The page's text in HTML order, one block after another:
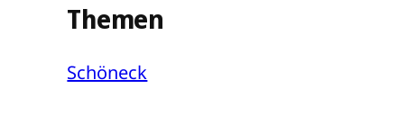
Themen
Schöneck